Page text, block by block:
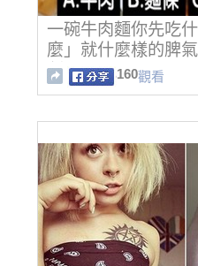
一碗牛肉麵你先吃
麼」就什麼樣的脾
種！
160觀看